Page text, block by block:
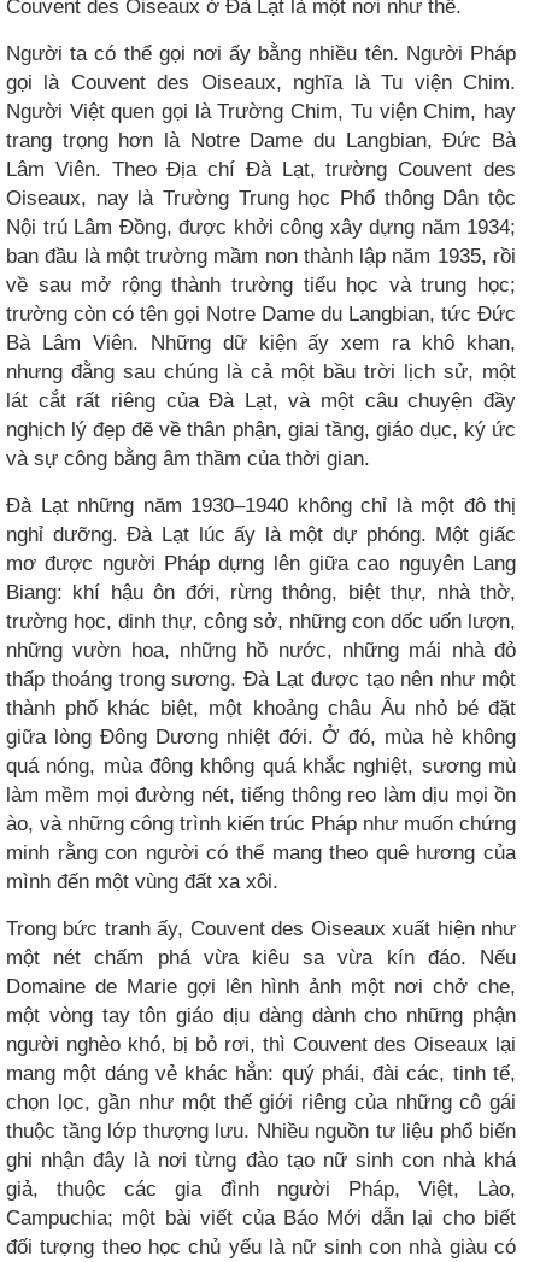
Couvent des Oiseaux ở Đà Lạt là một nơi như thế.
Người ta có thể gọi nơi ấy bằng nhiều tên. Người Pháp
gọi là Couvent des Oiseaux, nghĩa là Tu viện Chim.
Người Việt quen gọi là Trường Chim, Tu viện Chim, hay
trang trọng hơn là Notre Dame du Langbian, Đức Bà
Lâm Viên. Theo Địa chí Đà Lạt, trường Couvent des
Oiseaux, nay là Trường Trung học Phổ thông Dân tộc
Nội trú Lâm Đồng, được khởi công xây dựng năm 1934;
ban đầu là một trường mầm non thành lập năm 1935, rồi
về sau mở rộng thành trường tiểu học và trung học;
trường còn có tên gọi Notre Dame du Langbian, tức Đức
Bà Lâm Viên. Những dữ kiện ấy xem ra khô khan,
nhưng đằng sau chúng là cả một bầu trời lịch sử, một
lát cắt rất riêng của Đà Lạt, và một câu chuyện đầy
nghịch lý đẹp đẽ về thân phận, giai tầng, giáo dục, ký ức
và sự công bằng âm thầm của thời gian.
Đà Lạt những năm 1930–1940 không chỉ là một đô thị
nghỉ dưỡng. Đà Lạt lúc ấy là một dự phóng. Một giấc
mơ được người Pháp dựng lên giữa cao nguyên Lang
Biang: khí hậu ôn đới, rừng thông, biệt thự, nhà thờ,
trường học, dinh thự, công sở, những con dốc uốn lượn,
những vườn hoa, những hồ nước, những mái nhà đỏ
thấp thoáng trong sương. Đà Lạt được tạo nên như một
thành phố khác biệt, một khoảng châu Âu nhỏ bé đặt
giữa lòng Đông Dương nhiệt đới. Ở đó, mùa hè không
quá nóng, mùa đông không quá khắc nghiệt, sương mù
làm mềm mọi đường nét, tiếng thông reo làm dịu mọi ồn
ào, và những công trình kiến trúc Pháp như muốn chứng
minh rằng con người có thể mang theo quê hương của
mình đến một vùng đất xa xôi.
Trong bức tranh ấy, Couvent des Oiseaux xuất hiện như
một nét chấm phá vừa kiêu sa vừa kín đáo. Nếu
Domaine de Marie gợi lên hình ảnh một nơi chở che,
một vòng tay tôn giáo dịu dàng dành cho những phận
người nghèo khó, bị bỏ rơi, thì Couvent des Oiseaux lại
mang một dáng vẻ khác hẳn: quý phái, đài các, tinh tế,
chọn lọc, gần như một thế giới riêng của những cô gái
thuộc tầng lớp thượng lưu. Nhiều nguồn tư liệu phổ biến
ghi nhận đây là nơi từng đào tạo nữ sinh con nhà khá
giả, thuộc các gia đình người Pháp, Việt, Lào,
Campuchia; một bài viết của Báo Mới dẫn lại cho biết
đối tượng theo học chủ yếu là nữ sinh con nhà giàu có